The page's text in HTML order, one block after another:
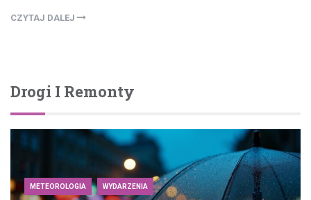
CZYTAJ DALEJ
Drogi I Remonty
METEOROLOGIA WYDARZENIA